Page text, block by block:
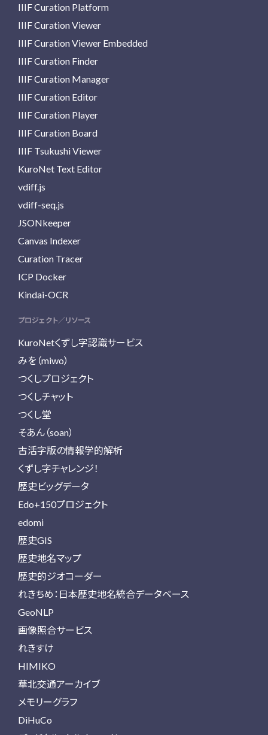
IIIF Curation Platform
IIIF Curation Viewer
IIIF Curation Viewer Embedded
IIIF Curation Finder
IIIF Curation Manager
IIIF Curation Editor
IIIF Curation Player
IIIF Curation Board
IIIF Tsukushi Viewer
KuroNet Text Editor
vdiff.js
vdiff-seq.js
JSONkeeper
Canvas Indexer
Curation Tracer
ICP Docker
Kindai-OCR
プロジェクト／リソース
KuroNetくずし字認識サービス
みを（miwo）
つくしプロジェクト
つくしチャット
つくし堂
そあん（soan）
古活字版の情報学的解析
くずし字チャレンジ！
歴史ビッグデータ
Edo+150プロジェクト
edomi
歴史GIS
歴史地名マップ
歴史的ジオコーダー
れきちめ：日本歴史地名統合データベース
GeoNLP
画像照合サービス
れきすけ
HIMIKO
華北交通アーカイブ
メモリーグラフ
DiHuCo